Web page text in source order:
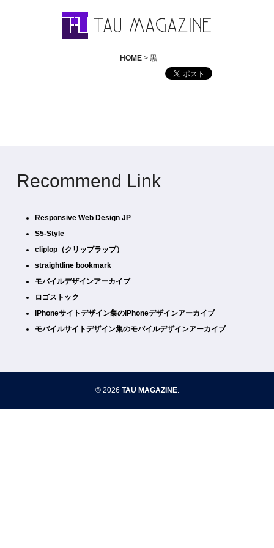
HOME > 黒
Recommend Link
Responsive Web Design JP
S5-Style
cliplop（クリップラップ）
straightline bookmark
モバイルデザインアーカイブ
ロゴストック
iPhoneサイトデザイン集のiPhoneデザインアーカイブ
モバイルサイトデザイン集のモバイルデザインアーカイブ
© 2026 TAU MAGAZINE.